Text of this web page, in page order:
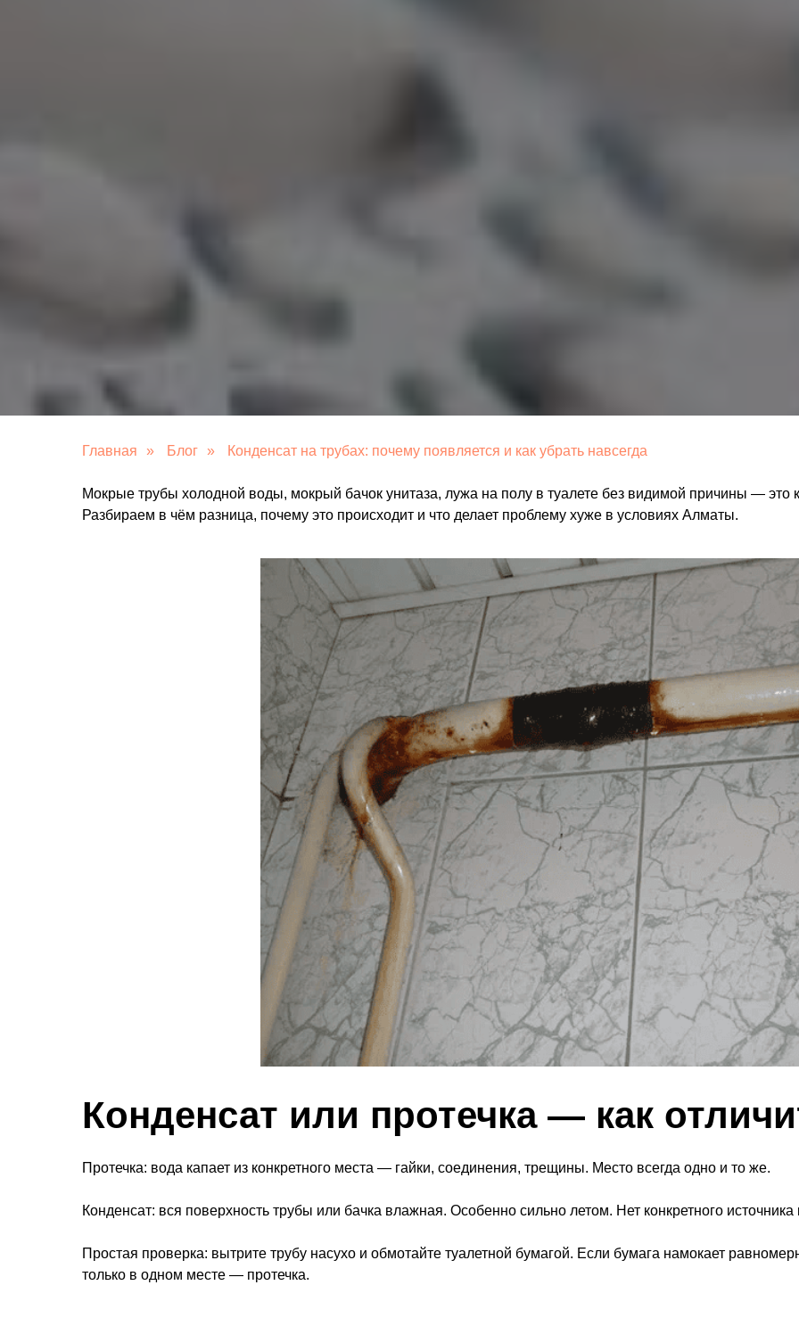
Главная » Блог » Конденсат на трубах: почему появляется и как убрать навсегда
Мокрые трубы холодной воды, мокрый бачок унитаза, лужа на полу в туалете без видимой причины — это
Разбираем в чём разница, почему это происходит и что делает проблему хуже в условиях Алматы.
Конденсат или протечка — как
Протечка: вода капает из конкретного места — гайки, соединения, трещины. Место всегда одно и то же.
Конденсат: вся поверхность трубы или бачка влажная. Особенно сильно летом. Нет конкретного источника
Простая проверка: вытрите трубу насухо и обмотайте туалетной бумагой. Если бумага намокает
только в одном месте — протечка.